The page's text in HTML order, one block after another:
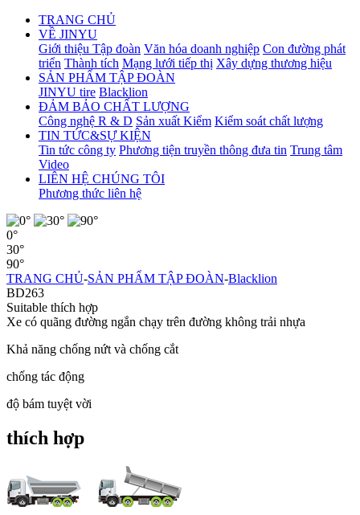
TRANG CHỦ
VỀ JINYU
Giới thiệu Tập đoàn Văn hóa doanh nghiệp Con đường phát
triển Thành tích Mạng lưới tiếp thị Xây dựng thương hiệu
SẢN PHẨM TẬP ĐOÀN
JINYU tire Blacklion
ĐẢM BẢO CHẤT LƯỢNG
Công nghệ R & D Sản xuất Kiểm Kiểm soát chất lượng
TIN TỨC&SỰ KIỆN
Tin tức công ty Phương tiện truyền thông đưa tin Trung tâm
Video
LIÊN HỆ CHÚNG TÔI
Phương thức liên hệ
0°
30°
90°
TRANG CHỦ-SẢN PHẨM TẬP ĐOÀN-Blacklion
BD263
Suitable thích hợp
Xe có quãng đường ngắn chạy trên đường không trải nhựa
Khả năng chống nứt và chống cắt
chống tác động
độ bám tuyệt vời
thích hợp